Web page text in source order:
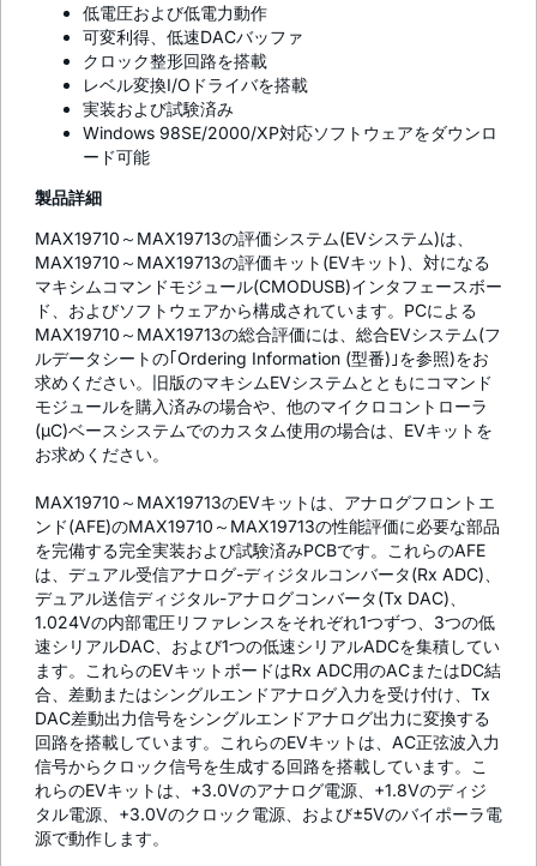
低電圧および低電力動作
可変利得、低速DACバッファ
クロック整形回路を搭載
レベル変換I/Oドライバを搭載
実装および試験済み
Windows 98SE/2000/XP対応ソフトウェアをダウンロ
ード可能
製品詳細
MAX19710～MAX19713の評価システム(EVシステム)は、
MAX19710～MAX19713の評価キット(EVキット)、対になる
マキシムコマンドモジュール(CMODUSB)インタフェースボー
ド、およびソフトウェアから構成されています。PCによる
MAX19710～MAX19713の総合評価には、総合EVシステム(フ
ルデータシートの｢Ordering Information (型番)｣を参照)をお
求めください。旧版のマキシムEVシステムとともにコマンド
モジュールを購入済みの場合や、他のマイクロコントローラ
(µC)ベースシステムでのカスタム使用の場合は、EVキットを
お求めください。
MAX19710～MAX19713のEVキットは、アナログフロントエ
ンド(AFE)のMAX19710～MAX19713の性能評価に必要な部品
を完備する完全実装および試験済みPCBです。これらのAFE
は、デュアル受信アナログ-ディジタルコンバータ(Rx ADC)、
デュアル送信ディジタル-アナログコンバータ(Tx DAC)、
1.024Vの内部電圧リファレンスをそれぞれ1つずつ、3つの低
速シリアルDAC、および1つの低速シリアルADCを集積してい
ます。これらのEVキットボードはRx ADC用のACまたはDC結
合、差動またはシングルエンドアナログ入力を受け付け、Tx
DAC差動出力信号をシングルエンドアナログ出力に変換する
回路を搭載しています。これらのEVキットは、AC正弦波入力
信号からクロック信号を生成する回路を搭載しています。こ
れらのEVキットは、+3.0Vのアナログ電源、+1.8Vのディジ
タル電源、+3.0Vのクロック電源、および±5Vのバイポーラ電
源で動作します。